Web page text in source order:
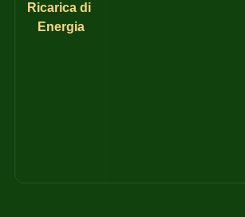
Ricarica di
Energia